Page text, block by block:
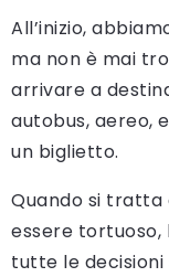
All’inizio,
ma non è mai
arrivare a
autobus, aereo,
un biglietto.
Quando si tratta
essere tortuoso,
tutte le